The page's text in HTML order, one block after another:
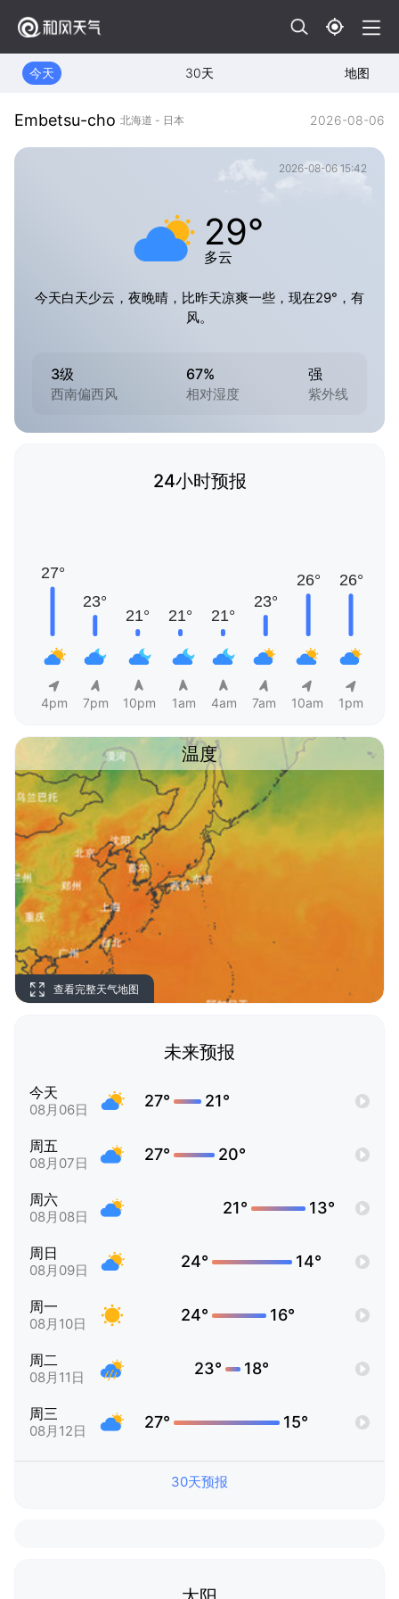
今天 30天 地图
Embetsu-cho 北海道 - 日本 2026-08-06
2026-08-06 15:42
29°
多云
今天白天少云，夜晚晴，比昨天凉爽一些，现在29°，有
风。
3级
西南偏西风
67%
相对湿度
强
紫外线
24小时预报
4pm 7pm 10pm 1am 4am 7am 10am 1pm
温度
查看完整天气地图
未来预报
今天
08月06日 27° 21°
周五
08月07日 27° 20°
周六
08月08日 21° 13°
周日
08月09日 24° 14°
周一
08月10日 24° 16°
周二
08月11日 23° 18°
周三
08月12日 27° 15°
30天预报